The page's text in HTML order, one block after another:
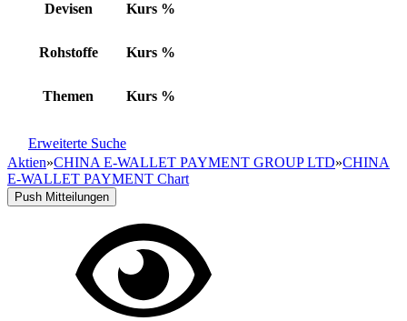
Devisen Kurs %
Rohstoffe Kurs %
Themen Kurs %
Erweiterte Suche
Aktien»CHINA E-WALLET PAYMENT GROUP LTD»CHINA
E-WALLET PAYMENT Chart
Push Mitteilungen